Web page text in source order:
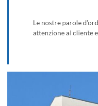
Le nostre parole
attenzione al cliente